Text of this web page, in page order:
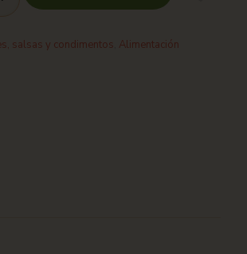
salsas y condimentos Alimentación